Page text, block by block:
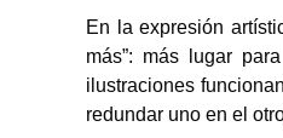
En la expresión
más”: más lugar
ilustraciones
redundar uno en el